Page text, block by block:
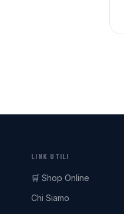
LINK UTILI
🛒 Shop Online
Chi Siamo